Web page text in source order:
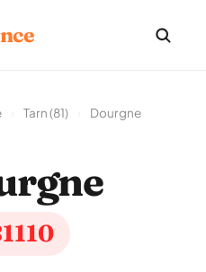
Tarn (81) Dourgne